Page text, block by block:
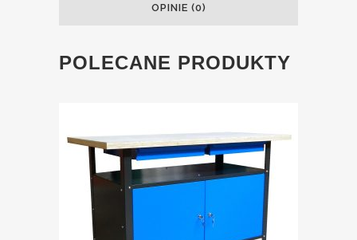
OPINIE (0)
POLECANE PRODUKTY